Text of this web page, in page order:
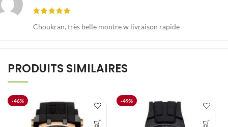
Choukran, très belle montre w livraison rapide
PRODUITS SIMILAIRES
-46% -49%